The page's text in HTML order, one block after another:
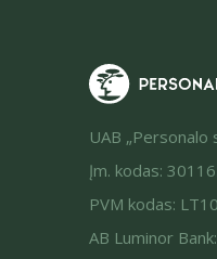
UAB „Personalo
Įm. kodas:
PVM kodas:
AB Luminor